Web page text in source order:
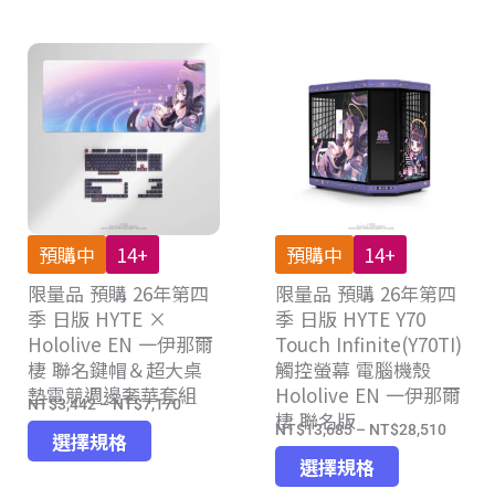
NT$9,062
到
NT$18,880
有
多
種
款
式。
可
產
頁
面
選
擇
選
項
NT$7,870
款
式。
可
在
品
面
選
擇
選
項
預購中
14+
限量品 預購 26年第四
季 日版 HYTE ×
Hololive EN 一伊那爾
棲 聯名鍵帽＆超大桌
墊電競週邊奢華套組
NT$3,442–NT$7,170價
選擇規格
產
預購中
14+
限量品 預購 26年第四
季 日版 HYTE Y70
Touch Infinite(Y70TI)
觸控螢幕 電腦機殼
Hololive EN 一伊那爾
棲 聯名版
NT$13,685 – NT$28,510價
選擇規格
產